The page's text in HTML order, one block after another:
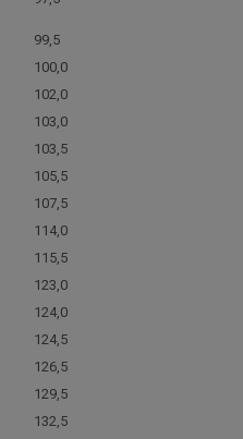
99,5
100,0
102,0
103,0
103,5
105,5
107,5
114,0
115,5
123,0
124,0
124,5
126,5
129,5
132,5